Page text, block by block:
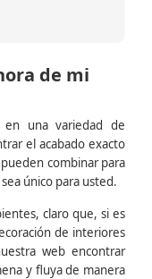
de mi
una variedad de
el acabado exacto
combinar para
único para usted.
claro que, si es
de interiores
web encontrar
y fluya de manera